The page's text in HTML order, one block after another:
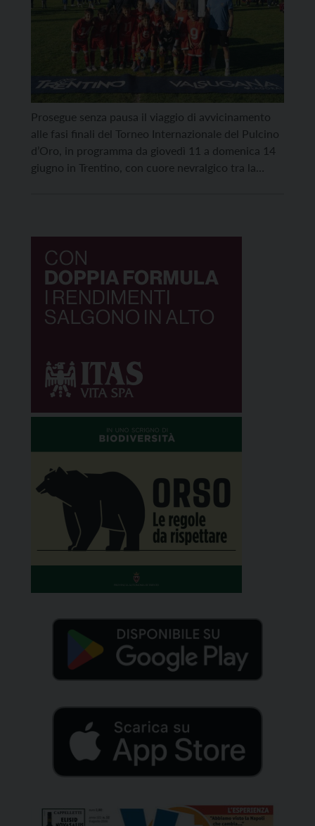
Prosegue senza pausa il viaggio di avvicinamento
alle fasi finali del Torneo Internazionale del Pulcino
d’Oro, in programma da giovedì 11 a domenica 14
giugno in Trentino, con cuore nevralgico tra la
dell’Italia con […]